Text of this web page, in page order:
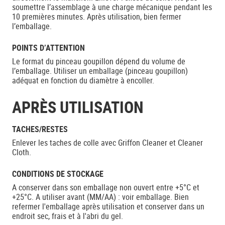
soumettre l’assemblage à une charge mécanique pendant les
10 premières minutes. Après utilisation, bien fermer
l’emballage.
POINTS D’ATTENTION
Le format du pinceau goupillon dépend du volume de
l’emballage. Utiliser un emballage (pinceau goupillon)
adéquat en fonction du diamètre à encoller.
APRÈS UTILISATION
TACHES/RESTES
Enlever les taches de colle avec Griffon Cleaner et Cleaner
Cloth.
CONDITIONS DE STOCKAGE
A conserver dans son emballage non ouvert entre +5°C et
+25°C. A utiliser avant (MM/AA) : voir emballage. Bien
refermer l'emballage après utilisation et conserver dans un
endroit sec, frais et à l'abri du gel.